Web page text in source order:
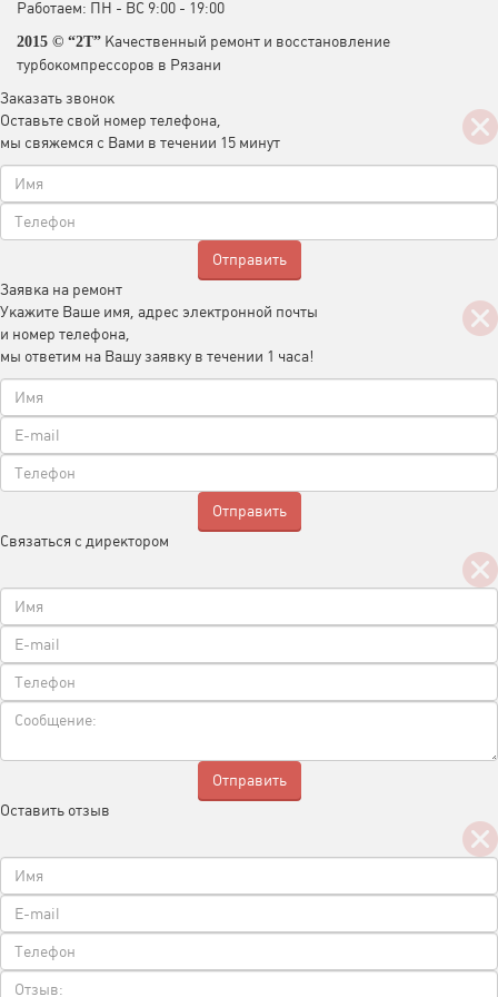
Работаем: ПН - ВС 9:00 - 19:00
2015 © “2T” Качественный ремонт и восстановление
турбокомпрессоров в Рязани
Заказать звонок
Оставьте свой номер телефона,
мы свяжемся с Вами в течении 15 минут
Заявка на ремонт
Укажите Ваше имя, адрес электронной почты
и номер телефона,
мы ответим на Вашу заявку в течении 1 часа!
Связаться с директором
Оставить отзыв